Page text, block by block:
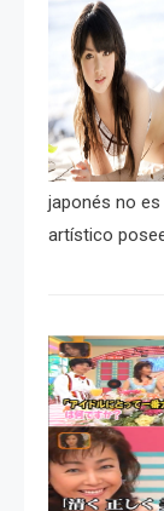
japonés no
artístico